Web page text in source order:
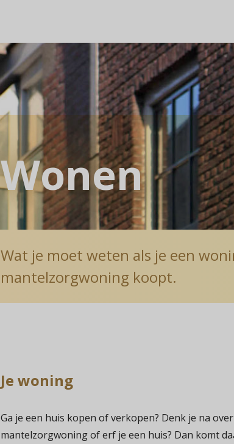
Wonen
Wat je moet weten als je een
mantelzorgwoning koopt.
Je woning
Ga je een huis kopen of verkopen? Denk je na
mantelzorgwoning of erf je een huis? Dan komt